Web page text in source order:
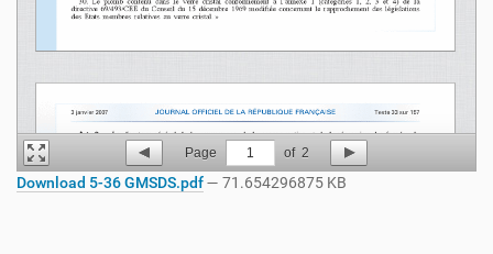
Page 1 of 2
Download 5-36 GMSDS.pdf— 71.654296875 KB